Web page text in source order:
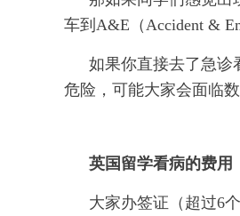
车到A&E（Accident &
如果你直接去了急诊
危险，可能大家会面临
英国留学看病的费用
大家办签证（超过6